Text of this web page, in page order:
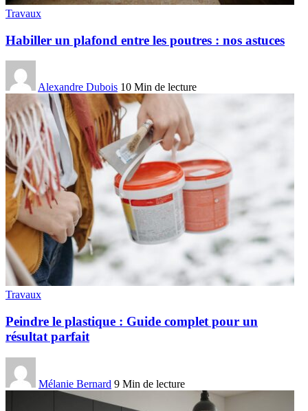
Travaux
Habiller un plafond entre les poutres : nos astuces
Alexandre Dubois 10 Min de lecture
Travaux
Peindre le plastique : Guide complet pour un
résultat parfait
Mélanie Bernard 9 Min de lecture